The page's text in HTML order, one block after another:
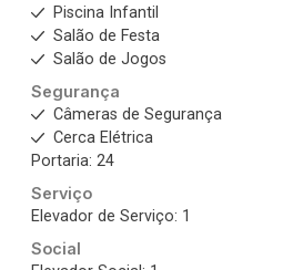
Piscina Infantil
Salão de Festa
Salão de Jogos
Segurança
Câmeras de Segurança
Cerca Elétrica
Portaria: 24
Serviço
Elevador de Serviço: 1
Social